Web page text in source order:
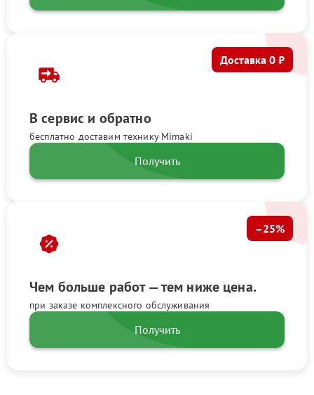
В сервис и обратно
бесплатно доставим технику Mimaki
Доставка 0 ₽
Получить
Чем больше работ — тем ниже цена.
при заказе комплексного обслуживания
–25%
Получить